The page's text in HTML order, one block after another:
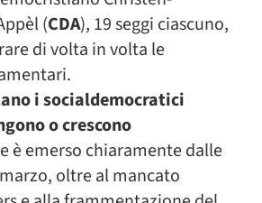
(CDA), 19 seggi ciascuno,
di volta in volta le
i socialdemocratici
o crescono
è emerso chiaramente dalle
oltre al mancato